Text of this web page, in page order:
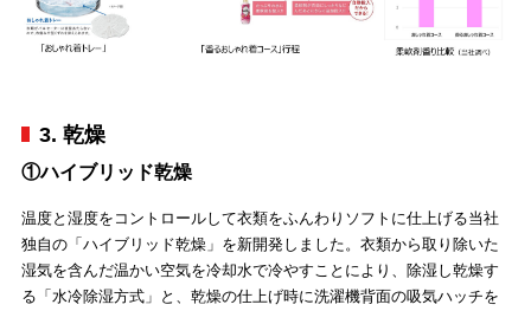
3. 乾燥
①ハイブリッド乾燥
温度と湿度をコントロールして衣類をふんわりソフトに仕上げる当社
独自の「ハイブリッド乾燥」を新開発しました。衣類から取り除いた
湿気を含んだ温かい空気を冷却水で冷やすことにより、除湿し乾燥す
る「水冷除湿方式」と、乾燥の仕上げ時に洗濯機背面の吸気ハッチを